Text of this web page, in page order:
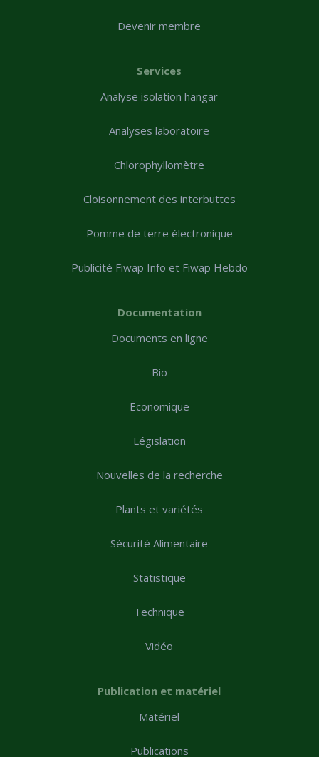
Devenir membre
Services
Analyse isolation hangar
Analyses laboratoire
Chlorophyllomètre
Cloisonnement des interbuttes
Pomme de terre électronique
Publicité Fiwap Info et Fiwap Hebdo
Documentation
Documents en ligne
Bio
Economique
Législation
Nouvelles de la recherche
Plants et variétés
Sécurité Alimentaire
Statistique
Technique
Vidéo
Publication et matériel
Matériel
Publications